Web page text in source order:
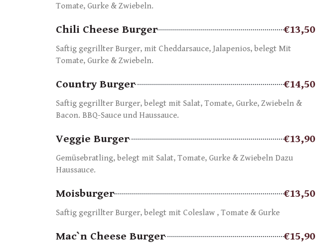
Tomate, Gurke & Zwiebeln.
Chili Cheese Burger €13,50
Saftig gegrillter Burger, mit Cheddarsauce, Jalapenios, belegt Mit
Tomate, Gurke & Zwiebeln.
Country Burger €14,50
Saftig gegrillter Burger, belegt mit Salat, Tomate, Gurke, Zwiebeln &
Bacon. BBQ-Sauce und Haussauce.
Veggie Burger €13,90
Gemüsebratling, belegt mit Salat, Tomate, Gurke & Zwiebeln Dazu
Haussauce.
Moisburger €13,50
Saftig gegrillter Burger, belegt mit Coleslaw , Tomate & Gurke
Mac`n Cheese Burger €15,90